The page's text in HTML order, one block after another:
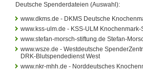
Deutsche Spenderdateien (Auswahl):
www.dkms.de - DKMS Deutsche
www.kss-ulm.de - KSS-ULM
www.stefan-morsch-stiftung.de Stefan-
www.wsze.de - Westdeutsche
DRK-Blutspendedienst West
www.nkr-mhh.de - Norddeutsches